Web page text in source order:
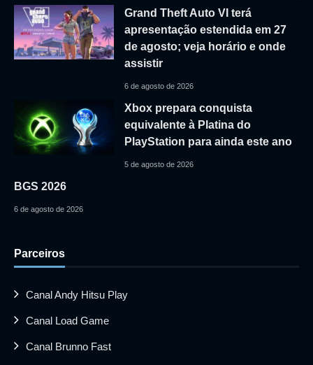
Grand Theft Auto VI terá
apresentação estendida em 27
de agosto; veja horário e onde
assistir
6 de agosto de 2026
Xbox prepara conquista
equivalente à Platina do
PlayStation para ainda este ano
5 de agosto de 2026
BGS 2026
6 de agosto de 2026
Parceiros
Canal Andy Hitsu Play
Canal Load Game
Canal Brunno Fast